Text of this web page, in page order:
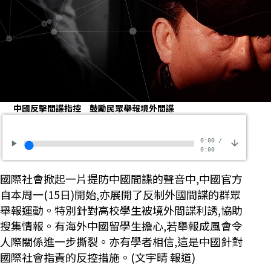
中國反擊間諜指控 鼓勵民眾舉報境外間諜
0:00/
0:00
國際社會掀起一片提防中國間諜的聲音中,中國官方
自本周一(15日)開始,亦展開了反制外國間諜的群眾
舉報運動。特別針對高校學生被境外間諜利誘,協助
搜集情報。有海外中國留學生擔心,若舉報成風會令
人際關係進一步撕裂。亦有學者相信,這是中國針對
國際社會指責的反控措施。(文宇晴 報道)